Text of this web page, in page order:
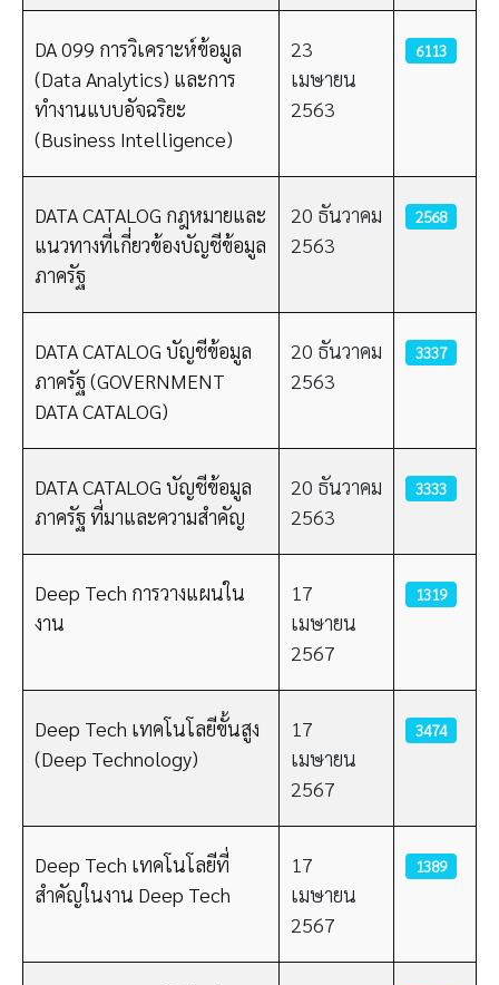
DA 099 การวิเคราะห์ข้อมูล
(Data Analytics) และการ
ทำงานแบบอัจฉริยะ
(Business Intelligence)
23
เมษายน
2563
6113
DATA CATALOG กฎหมายและ
แนวทางที่เกี่ยวข้องบัญชีข้อมูล
ภาครัฐ
20 ธันวาคม
2563
2568
DATA CATALOG บัญชีข้อมูล
ภาครัฐ (GOVERNMENT
DATA CATALOG)
20 ธันวาคม
2563
3337
DATA CATALOG บัญชีข้อมูล
ภาครัฐ ที่มาและความสำคัญ
20 ธันวาคม
2563
3333
Deep Tech การวางแผนใน
งาน
17
เมษายน
2567
1319
Deep Tech เทคโนโลยีขั้นสูง
(Deep Technology)
17
เมษายน
2567
3474
Deep Tech เทคโนโลยีที่
สำคัญในงาน Deep Tech
17
เมษายน
2567
1389